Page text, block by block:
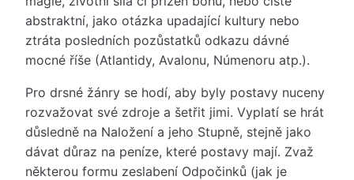
abstraktní, jako otázka upadající kultury nebo
ztráta posledních pozůstatků odkazu dávné
mocné říše (Atlantidy, Avalonu, Númenoru atp.).
Pro drsné žánry se hodí, aby byly postavy nuceny
rozvažovat své zdroje a šetřit jimi. Vyplatí se hrát
důsledně na Naložení a jeho Stupně, stejně jako
dávat důraz na peníze, které postavy mají. Zvaž
některou formu zeslabení Odpočinků (jak je